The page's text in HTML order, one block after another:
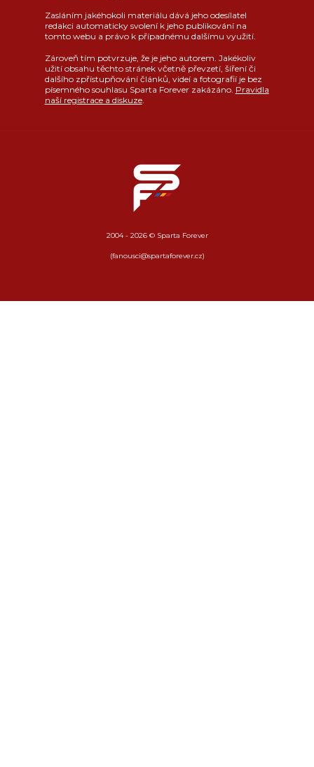
Zasláním jakéhokoli materiálu dává jeho odesílatel
redakci automaticky svolení k jeho publikování na
tomto webu a právo k případnému dalšímu využití.
Zároveň tím potvrzuje, že je jeho autorem. Jakékoliv
užití obsahu těchto stránek včetně převzetí, šíření či
dalšího zpřístupňování článků, videí a fotografií je bez
písemného souhlasu Sparta Forever zakázáno. Pravidla
naší registrace a diskuze.
2004 - 2026 © Sparta Forever
(fanousci@spartaforever.cz)